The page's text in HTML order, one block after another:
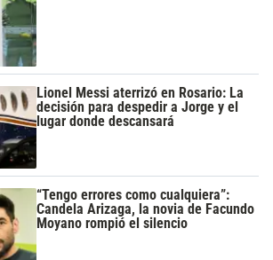
Lionel Messi aterrizó en Rosario: La
decisión para despedir a Jorge y el
lugar donde descansará
“Tengo errores como cualquiera”:
Candela Arizaga, la novia de Facundo
Moyano rompió el silencio